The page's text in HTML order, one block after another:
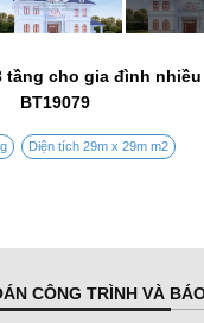
tầng cho gia đình
BT19079
Diện tích 29m x 29m m2
CÔNG TRÌNH VÀ